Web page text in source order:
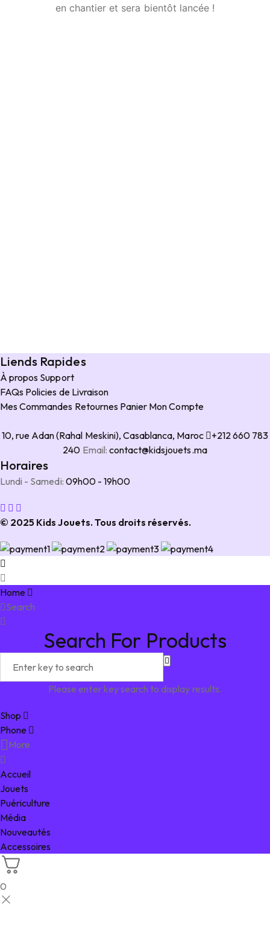
en chantier et sera bientôt lancée !
Liends Rapides
À propos Support
FAQs Policies de Livraison
Mes Commandes Retournes Panier Mon Compte
10, rue Adan (Rahal Meskini), Casablanca, Maroc
+212 660 783
240 Email: contact@kidsjouets.ma
Horaires
Lundi - Samedi: 09h00 - 19h00
© 2025 Kids Jouets. Tous droits réservés.
Home
Search
Search For Products
Please enter key search to display results.
Shop
Phone
More
Accueil
Jouets
Puériculture
Média
Nouveautés
Accessoires
0